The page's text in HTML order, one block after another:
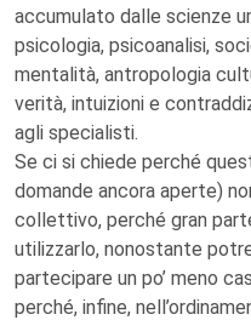
accumulato dalle scienze
psicologia, psicoanalisi,
mentalità, antropologia
verità, intuizioni e
agli specialisti.
Se ci si chiede perché
domande ancora aperte)
collettivo, perché gran
utilizzarlo, nonostante
partecipare un po’ meno
perché, infine,